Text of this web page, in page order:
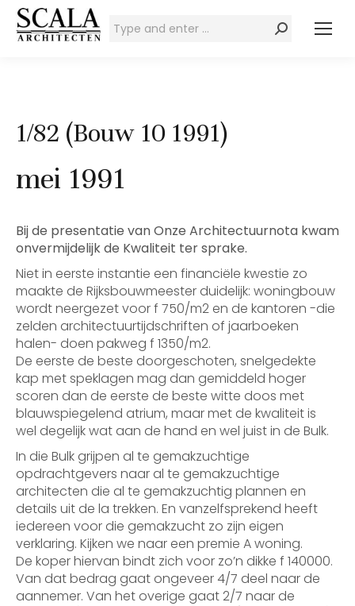
Zoeken:
1/82 (Bouw 10 1991)
mei 1991
Bij de presentatie van Onze Architectuurnota kwam
onvermijdelijk de Kwaliteit ter sprake.
Niet in eerste instantie een financiële kwestie zo
maakte de Rijksbouwmeester duidelijk: woningbouw
wordt neergezet voor f 750/m2 en de kantoren -die
zelden architectuurtijdschriften of jaarboeken
halen- doen pakweg f 1350/m2.
De eerste de beste doorgeschoten, snelgedekte
kap met speklagen mag dan gemiddeld hoger
scoren dan de eerste de beste witte doos met
blauwspiegelend atrium, maar met de kwaliteit is
wel degelijk wat aan de hand en wel juist in de Bulk.
In die Bulk grijpen al te gemakzuchtige
opdrachtgevers naar al te gemakzuchtige
architecten die al te gemakzuchtig plannen en
details uit de la trekken. En vanzelfsprekend heeft
iedereen voor die gemakzucht zo zijn eigen
verklaring. Kijken we naar een premie A woning.
De koper hiervan bindt zich voor zo’n dikke f 140000.
Van dat bedrag gaat ongeveer 4/7 deel naar de
aannemer. Van het overige gaat 2/7 naar de